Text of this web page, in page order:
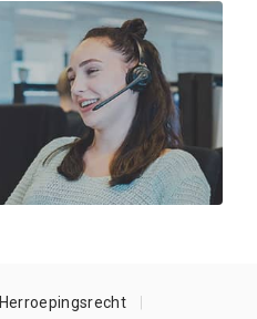
Herroepingsrecht